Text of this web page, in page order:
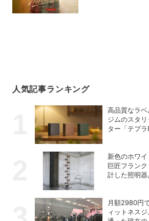
人気記事ランキング
高品質なラ
ジムのスタ
ター「テプラ
新色のホワ
巨匠フラン
計した照明
月額2980円
ィットネス